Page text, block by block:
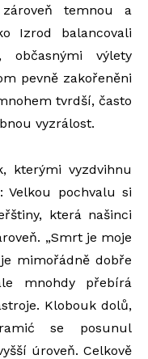
temnou a
Izrod balancovali
občasnými výlety
pevně zakořeněni
tvrdší, často
vyzrálost.
kterými vyzdvihnu
Velkou pochvalu si
která našinci
„Smrt je moje
mimořádně dobře
mnohdy přebírá
Klobouk dolů,
se posunul
úroveň. Celkově